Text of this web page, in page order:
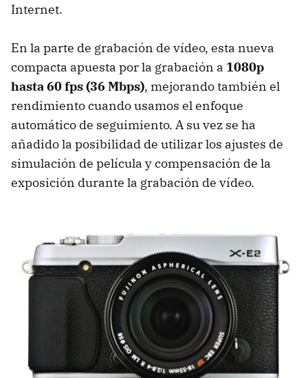
Internet.
En la parte de grabación de vídeo, esta nueva
compacta apuesta por la grabación a 1080p
hasta 60 fps (36 Mbps), mejorando también el
rendimiento cuando usamos el enfoque
automático de seguimiento. A su vez se ha
añadido la posibilidad de utilizar los ajustes de
simulación de película y compensación de la
exposición durante la grabación de vídeo.